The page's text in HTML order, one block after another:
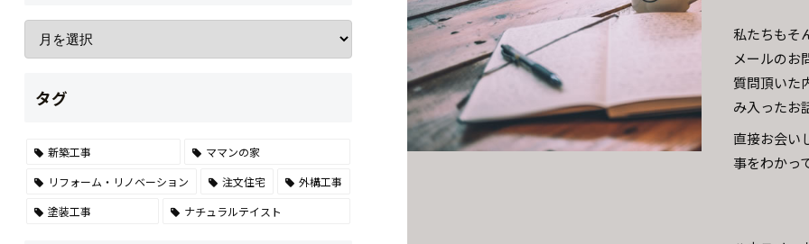
私たちもそ
メールのお
質問頂いた
み入ったお
直接お会い
事をわかっ
タグ
新築工事
ママンの家
リフォーム・リノベーション
注文住宅
外構工事
塗装工事
ナチュラルテイスト